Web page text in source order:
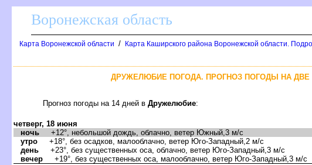
оронежская область
Карта Воронежской области / Карта Каширского района Воронежской области.
ДРУЖЕЛЮБИЕ ПОГОДА. ПРОГНОЗ ПОГОДЫ НА
Прогноз погоды на 14 дней Дружелюбие:
четверг, 18 июня
ночь +12°, небольшой дождь, облачно, ветер Южный,3 м/с
утро +18°, без осадков, малооблачно, ветер Юго-Западный,2 м/с
день +23°, без существенных оса, облачно, ветер Юго-Западный,3 м/с
ечер +19°, без существенных оса, малооблачно, ветер Юго-Западный,3 м/с